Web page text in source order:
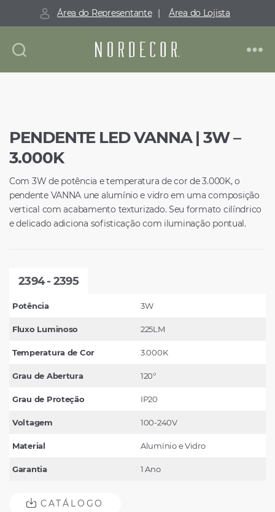
Área do Representante | Área do Lojista
Nordecor
PENDENTE LED VANNA | 3W –
3.000K
Com 3W de potência e temperatura de cor de 3.000K, o
pendente VANNA une alumínio e vidro em uma composição
vertical com acabamento texturizado. Seu formato cilíndrico
e delicado adiciona sofisticação com iluminação pontual.
2394 - 2395
Potência 3W
Fluxo Luminoso 225LM
Temperatura de Cor 3.000K
Grau de Abertura 120°
Grau de Proteção IP20
Voltagem 100-240V
Material Alumínio e Vidro
Garantia 1 Ano
CATÁLOGO